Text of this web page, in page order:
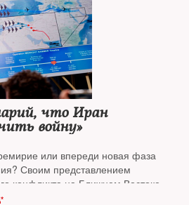
что Иран
войну»
или впереди новая фаза
Своим представлением
конфликта на Ближнем Востоке
военный обозреватель